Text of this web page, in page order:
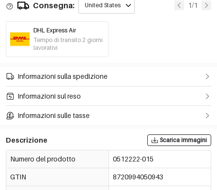
Consegna: United States 1/1
DHL Express Air
Tempo di transito 2 giorni
lavorativi
Informazioni sulla spedizione
Informazioni sul reso
Informazioni sulle tasse
Descrizione Scarica immagini
Numero del prodotto 0512222-015
GTIN 8720994050943